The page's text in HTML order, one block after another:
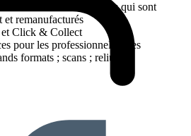
vides et de calculatrices qui sont
et remanufacturés
et Click & Collect
pour les professionnels et les
formats ; scans ; reliures ;